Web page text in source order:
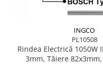
INGCO
PL10508
Rindea Electrică 1050W
3mm, Tăiere